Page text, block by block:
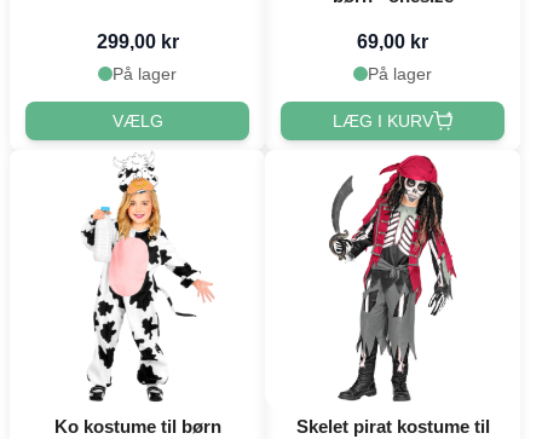
299,00 kr
På lager
VÆLG
69,00 kr
På lager
LÆG I KURV
Ko kostume til børn
Skelet pirat kostume til